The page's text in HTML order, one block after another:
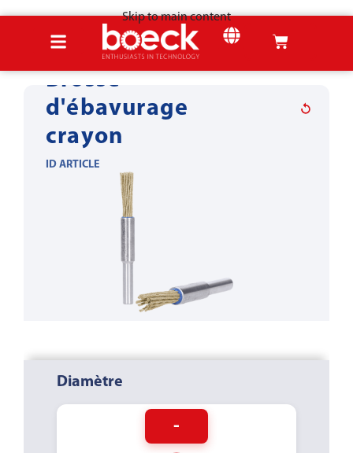
Skip to main content
Brosse
d'ébavurage
crayon
ID ARTICLE
Diamètre
-